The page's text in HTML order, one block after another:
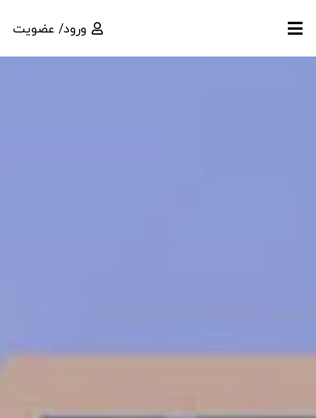
ورود/ عضویت